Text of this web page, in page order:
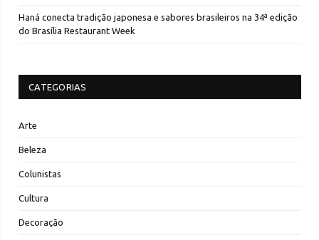
Haná conecta tradição japonesa e sabores brasileiros na 34ª edição
do Brasília Restaurant Week
CATEGORIAS
Arte
Beleza
Colunistas
Cultura
Decoração